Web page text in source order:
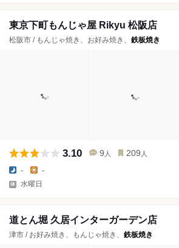
東京下町もんじゃ屋 Rikyu 松阪店
松阪市 / もんじゃ焼き、お好み焼き、 鉄板焼き
3.10 9 人 209 人
- -
水曜日
道とん堀 久居インターガーデン店
津市 / お好み焼き、もんじゃ焼き、 鉄板焼き